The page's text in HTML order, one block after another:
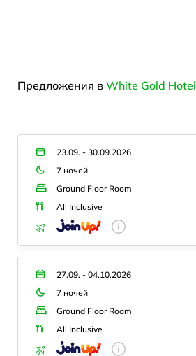
Предложения в White Gold Hotel
23.09. - 30.09.2026
7 ночей
Ground Floor Room
All Inclusive
27.09. - 04.10.2026
7 ночей
Ground Floor Room
All Inclusive